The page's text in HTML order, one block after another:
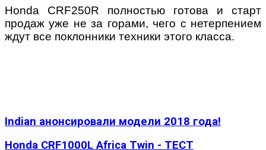
Honda CRF250R полностью готова и старт
продаж уже не за горами, чего с нетерпением
ждут все поклонники техники этого класса.
Indian анонсировали модели 2018 года!
Honda CRF1000L Africa Twin - ТЕСТ